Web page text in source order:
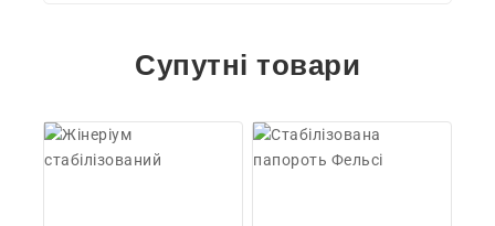
Супутні товари